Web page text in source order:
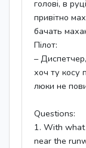
голові, в
привітно
бачать
Пілот:
–
хоч ту косу
люки не
Questions:
1. With
near the